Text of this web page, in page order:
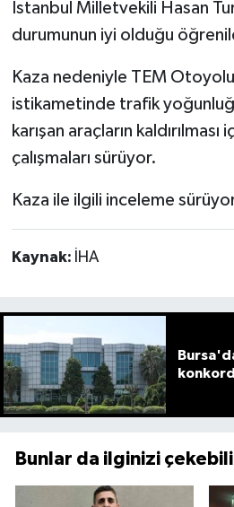
İstanbul Milletvekili Hasan
durumunun iyi olduğu
Kaza nedeniyle TEM
istikametinde trafik
karışan araçların kaldırılması
çalışmaları sürüyor.
Kaza ile ilgili inceleme
Kaynak: İHA
Bunlar da ilginizi